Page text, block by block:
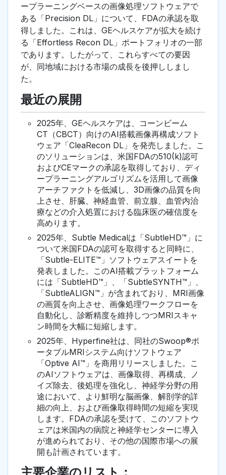
ープラーニングベースの画像処理ソフトウェアで
ある「Precision DL」について、FDAの承認を取
得しました。これは、GEヘルスケアが拡大を続け
る「Effortless Recon DL」ポートフォリオの一部
であります。したがって、これらすべての要因
が、同地域における市場の成長を後押ししまし
た。
最近の展開
2025年、GEヘルスケアは、コーンビーム
CT（CBCT）向けのAI搭載画像再構成ソフト
ウェア「CleaRecon DL」を発売しました。こ
のソリューションは、米国FDAの510(k)認可
およびCEマークの承認を取得しており、ディ
ープラーニングアルゴリズムを活用して画像
アーチファクトを低減し、3D画像の品質を向
上させ、肝臓、神経血管、前立腺、血管内治
療などの介入処置における臨床医の確信度を
高めります。
2025年、Subtle Medicalは「SubtleHD™」に
ついて米国FDAの認可を取得すると同時に、
「Subtle-ELITE™」ソフトウェアスイートを
発表しました。このAI搭載プラットフォーム
には「SubtleHD™」、「SubtleSYNTH™」、
「SubtleALIGN™」が含まれており、MRI画像
の画質を向上させ、画像処理ワークフローを
自動化し、診断精度を維持しつつMRIスキャ
ン時間を大幅に短縮します。
2025年、Hyperfine社は、同社のSwoop®ポ
ータブルMRIシステム向けソフトウェア
「Optive AI™」を商用リリースしました。こ
のAIソフトウェアは、画像取得、再構成、ノ
イズ除去、後処理を強化し、神経学分野の用
途において、より鮮明な脳画像、解剖学的詳
細の向上、および画像取得時間の短縮を実現
します。FDAの承認を受けて、このソフトウ
ェアは米国内の病院と神経学センターに導入
が進められており、その他の国際市場への展
開も計画されています。